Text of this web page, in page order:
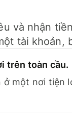
và nhận
tài khoản,
trên toàn cầu.
ở một nơi tiện